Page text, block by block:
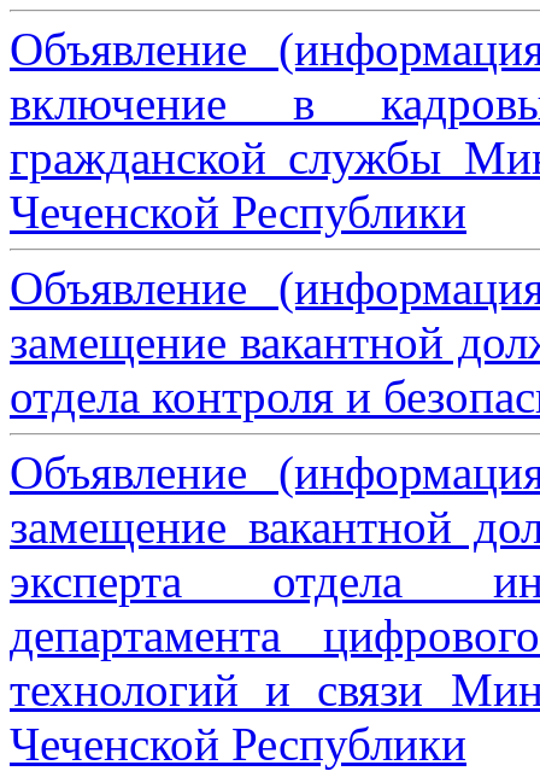
Объявление
включение в
гражданской службы
Чеченской Республики
Объявление
замещение вакантной
отдела контроля и
Объявление
замещение вакантной
эксперта отдела
департамента
технологий и связи
Чеченской Республики